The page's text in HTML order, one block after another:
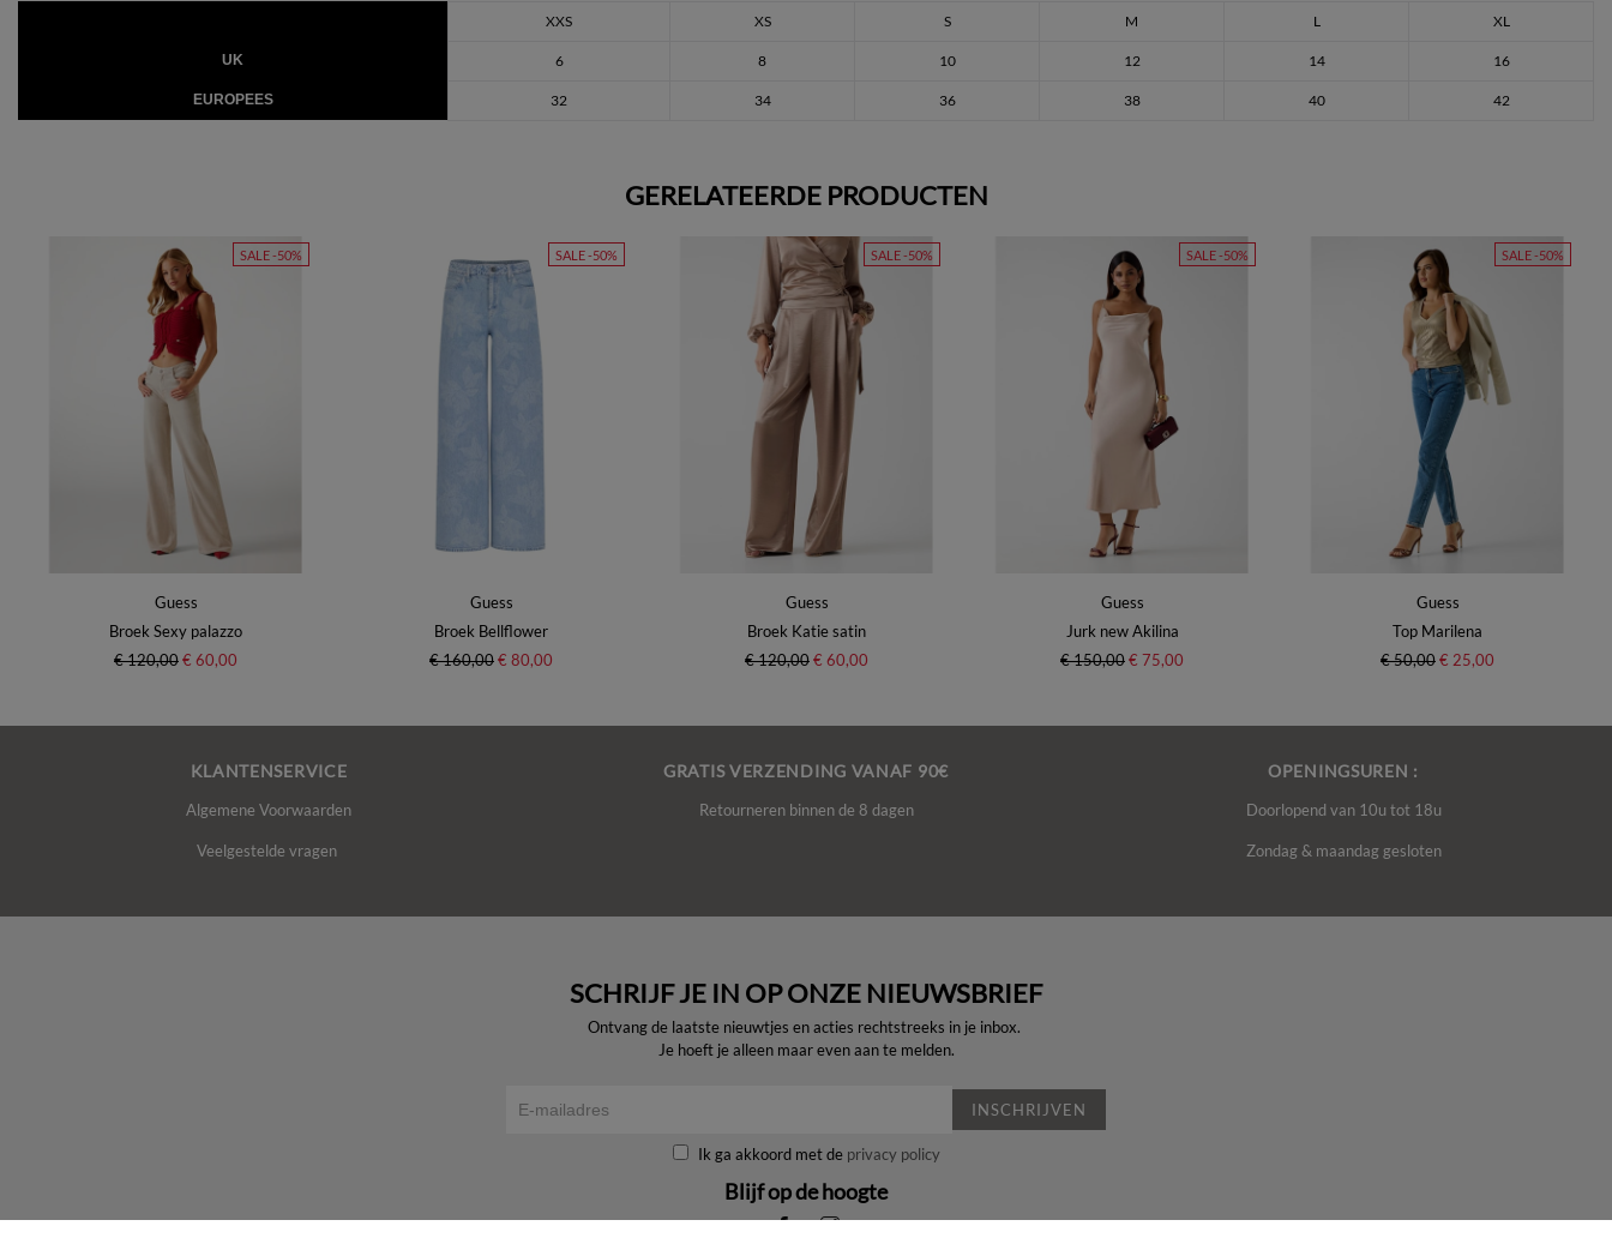
XXS XS S M L XL
UK 6 8 10 12 14 16
EUROPEES 32 34 36 38 40 42
GERELATEERDE PRODUCTEN
SALE -50%
Guess
Broek Sexy palazzo
€ 120,00€ 60,00
SALE -50%
Guess
Broek Bellflower
€ 160,00€ 80,00
SALE -50%
Guess
Broek Katie satin
€ 120,00€ 60,00
SALE -50%
Guess
Jurk new Akilina
€ 150,00€ 75,00
SALE -50%
Guess
Top Marilena
€ 50,00€ 25,00
KLANTENSERVICE
Algemene Voorwaarden
Veelgestelde vragen
GRATIS VERZENDING VANAF 90€
Retourneren binnen de 8 dagen
OPENINGSUREN :
Doorlopend van 10u tot 18u
Zondag & maandag gesloten
SCHRIJF JE IN OP ONZE NIEUWSBRIEF
Ontvang de laatste nieuwtjes en acties rechtstreeks in je inbox.
Je hoeft je alleen maar even aan te melden.
INSCHRIJVEN
Ik ga akkoord met de privacy policy
Blijf op de hoogte